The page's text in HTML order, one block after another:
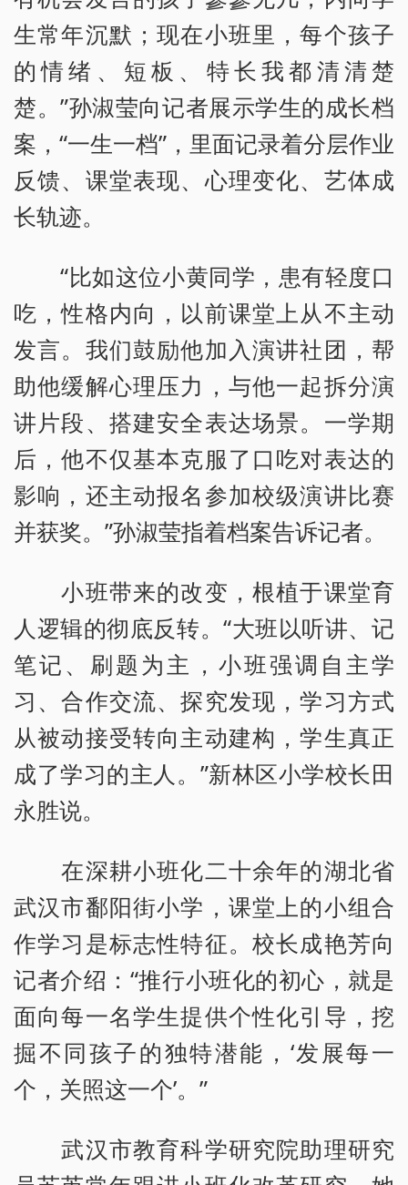
生常年沉默；现在小班里，每个孩子
的情绪、短板、特长我都清清楚
楚。”孙淑莹向记者展示学生的成长档
案，“一生一档”，里面记录着分层作业
反馈、课堂表现、心理变化、艺体成
长轨迹。
“比如这位小黄同学，患有轻度口
吃，性格内向，以前课堂上从不主动
发言。我们鼓励他加入演讲社团，帮
助他缓解心理压力，与他一起拆分演
讲片段、搭建安全表达场景。一学期
后，他不仅基本克服了口吃对表达的
影响，还主动报名参加校级演讲比赛
并获奖。”孙淑莹指着档案告诉记者。
小班带来的改变，根植于课堂育
人逻辑的彻底反转。“大班以听讲、记
笔记、刷题为主，小班强调自主学
习、合作交流、探究发现，学习方式
从被动接受转向主动建构，学生真正
成了学习的主人。”新林区小学校长田
永胜说。
在深耕小班化二十余年的湖北省
武汉市鄱阳街小学，课堂上的小组合
作学习是标志性特征。校长成艳芳向
记者介绍：“推行小班化的初心，就是
面向每一名学生提供个性化引导，挖
掘不同孩子的独特潜能，‘发展每一
个，关照这一个’。”
武汉市教育科学研究院助理研究